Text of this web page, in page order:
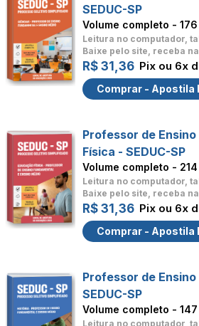
SEDUC-SP
Volume completo -
Leitura no computador,
Baixe pelo site, receba
R$ 31,36 Pix ou 6x
Comprar - Apostila
Professor de
Física - SEDUC-SP
Volume completo -
Leitura no computador,
Baixe pelo site, receba
R$ 31,36 Pix ou 6x
Comprar - Apostila
Professor de
SEDUC-SP
Volume completo -
Leitura no computador,